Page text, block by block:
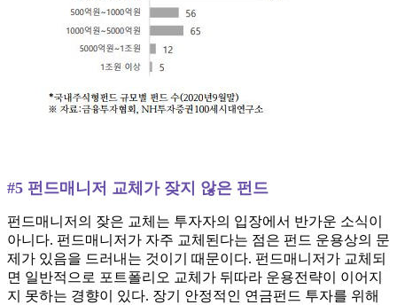
#5 펀드매니저 교체가 잦지 않은 펀드
펀드매니저의 잦은 교체는 투자자의 입장에서 반가운 소식이
아니다. 펀드매니저가 자주 교체된다는 점은 펀드 운용상의 문
제가 있음을 드러내는 것이기 때문이다. 펀드매니저가 교체되
면 일반적으로 포트폴리오 교체가 뒤따라 운용전략이 이어지
지 못하는 경향이 있다. 장기 안정적인 연금펀드 투자를 위해